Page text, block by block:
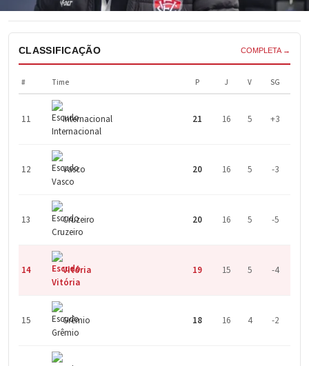
CLASSIFICAÇÃO COMPLETA →
# Time P J V SG
11 Internacional 21 16 5 +3
12 Vasco 20 16 5 -3
13 Cruzeiro 20 16 5 -5
14 Vitória 19 15 5 -4
15 Grêmio 18 16 4 -2